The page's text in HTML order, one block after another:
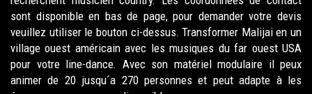
sont disponible en bas de page, pour demander votre devis
veuillez utiliser le bouton ci-dessus. Transformer Malijai en un
village ouest américain avec les musiques du far ouest USA
pour votre line-dance. Avec son matériel modulaire il peux
animer de 20 jusqu´a 270 personnes et peut adapte à les